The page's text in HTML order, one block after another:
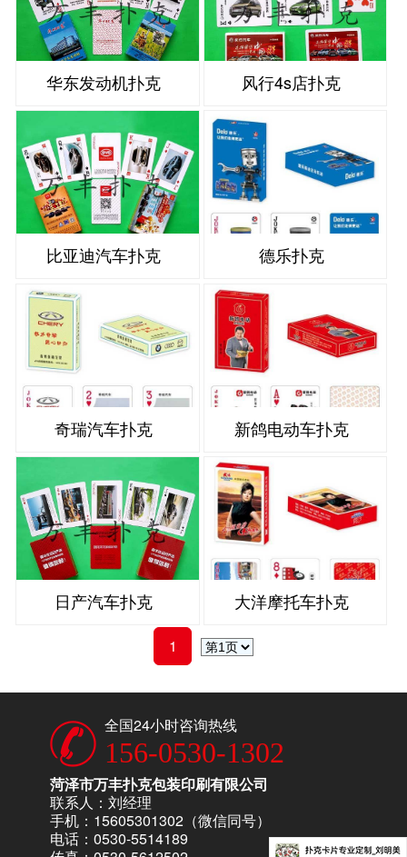
华东发动机扑克 风行4s店扑克
比亚迪汽车扑克 德乐扑克
奇瑞汽车扑克 新鸽电动车扑克
日产汽车扑克 大洋摩托车扑克
1
全国24小时咨询热线
156-0530-1302
菏泽市万丰扑克包装印刷有限公司
联系人：刘经理
手机：15605301302（微信同号）
电话：0530-5514189